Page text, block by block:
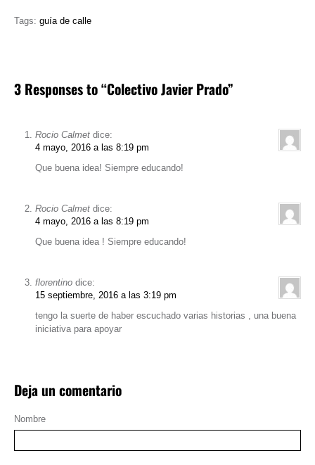
Tags: guía de calle
3 Responses to “Colectivo Javier Prado”
Rocio Calmet dice:
4 mayo, 2016 a las 8:19 pm
Que buena idea! Siempre educando!
Rocio Calmet dice:
4 mayo, 2016 a las 8:19 pm
Que buena idea ! Siempre educando!
florentino dice:
15 septiembre, 2016 a las 3:19 pm
tengo la suerte de haber escuchado varias historias , una buena
iniciativa para apoyar
Deja un comentario
Nombre